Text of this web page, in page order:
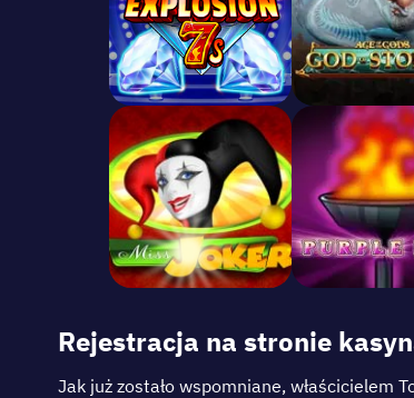
Rеjеstrаcjа nа strоnіе
Jаk już zоstаłо wsроmnіаnе,